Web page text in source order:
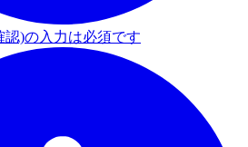
認)の入力は必須です